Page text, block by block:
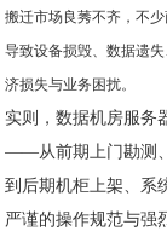
搬迁市场良莠不齐，不
导致设备损毁、数据遗
济损失与业务困扰。
实则，数据机房服务
——从前期上门勘测
到后期机柜上架、系
严谨的操作规范与强